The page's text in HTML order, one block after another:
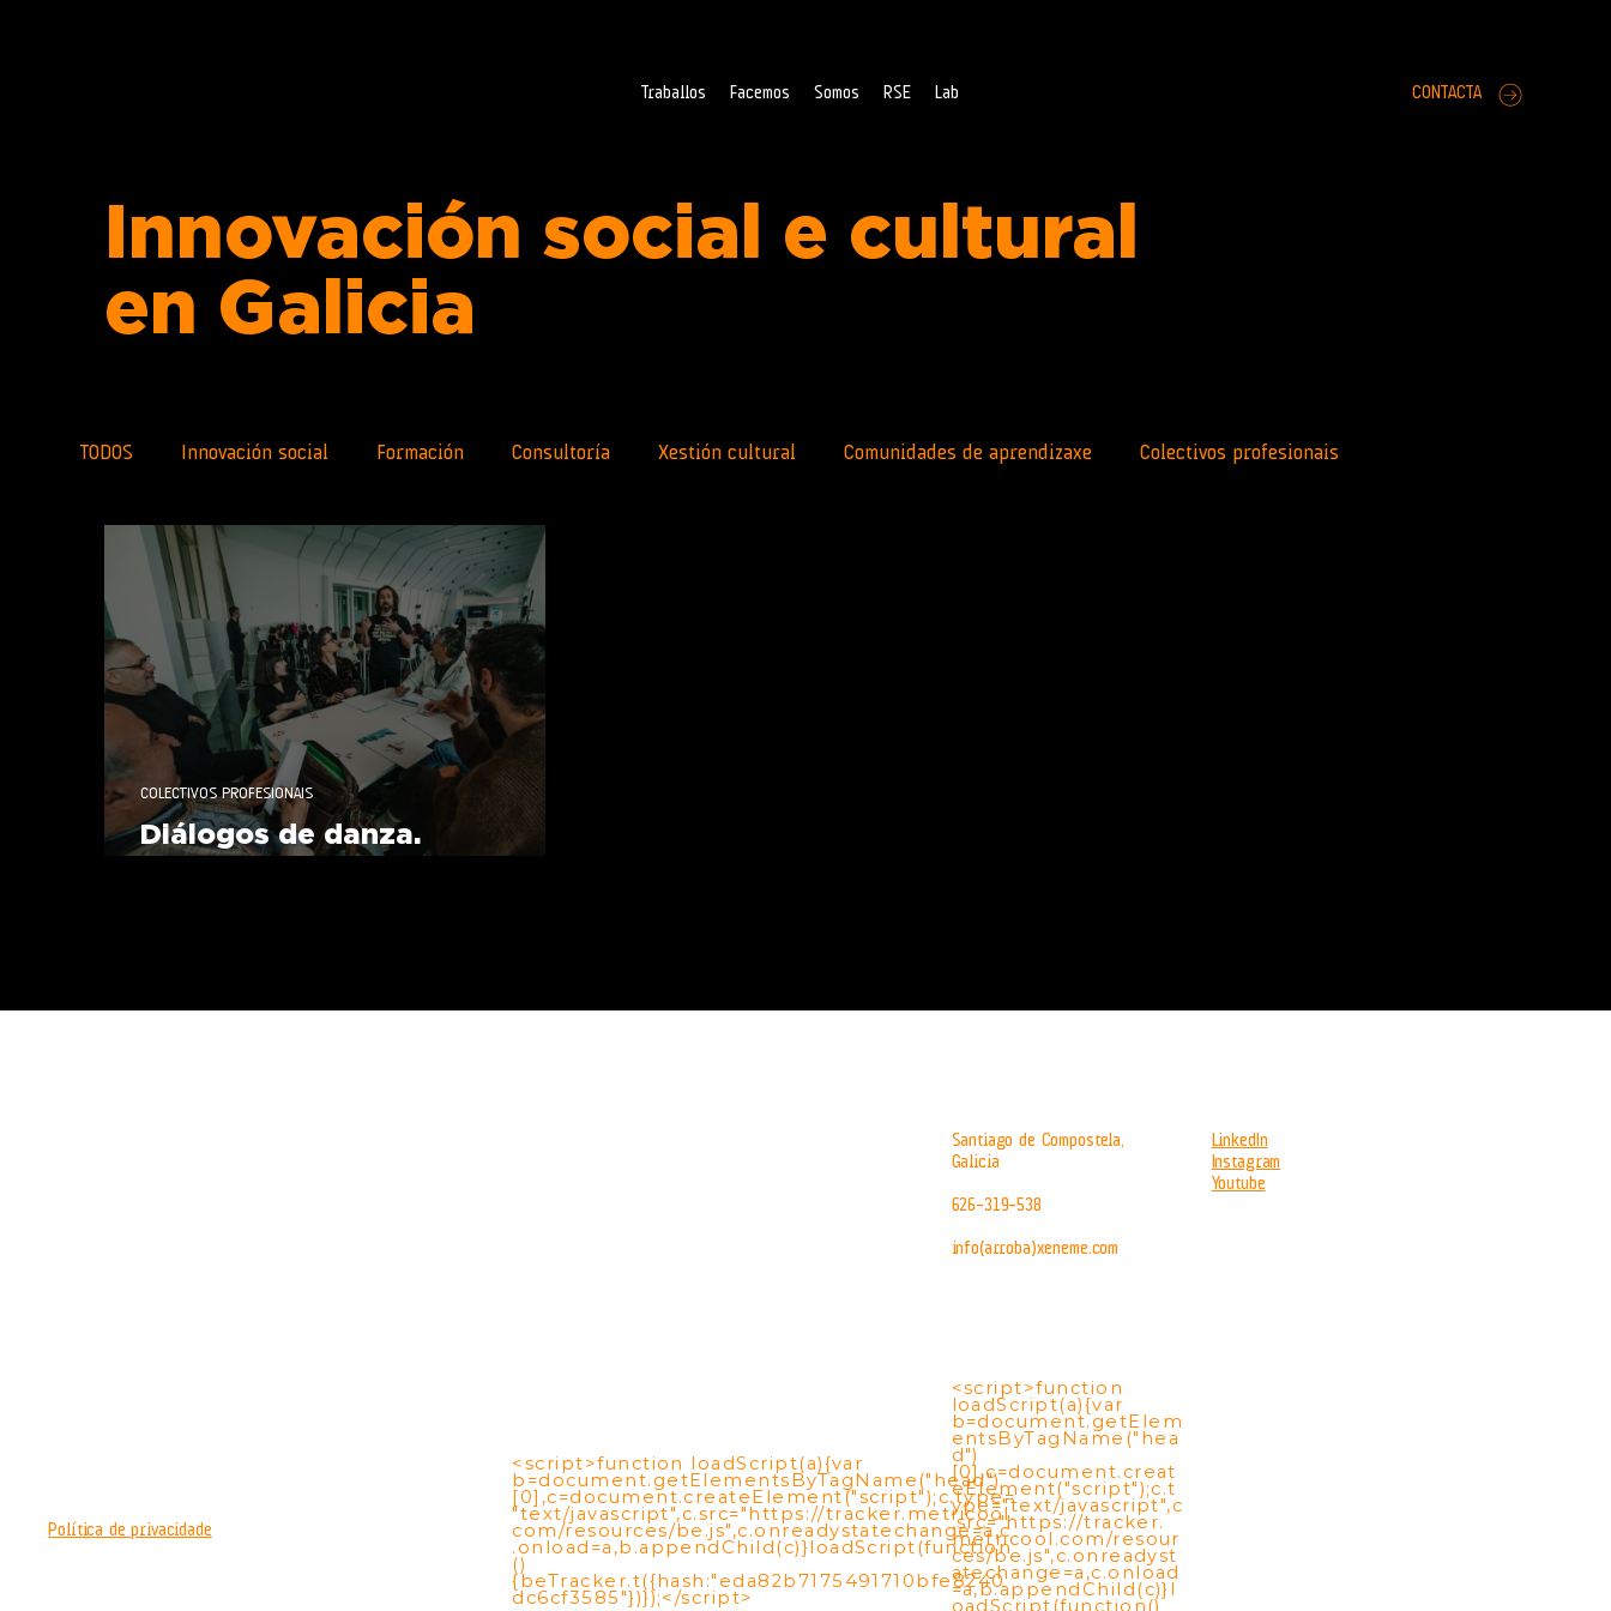
Traballos Facemos Somos RSE Lab CONTACTA
Innovación social e cultural
en Galicia
TODOS Innovación social Formación Consultoría Xestión cultural Comunidades de aprendizaxe Colectivos profesionais
Responsabilidade Social
Diálogos de danza.
COLECTIVOS PROFESIONAIS
Santiago de Compostela,
Galicia
626-319-538
info(arroba)xeneme.com
LinkedIn
Instagram
Youtube
Política de privacidade
<script>function loadScript(a){var
b=document.getElementsByTagName("head")
[0],c=document.createElement("script");c.type=
"text/javascript",c.src="https://tracker.metricool.
com/resources/be.js",c.onreadystatechange=a,c
.onload=a,b.appendChild(c)}loadScript(function
()
{beTracker.t({hash:"eda82b7175491710bfe8240
dc6cf3585"})});</script>
<script>function
loadScript(a){var
b=document.getElem
entsByTagName("hea
d")
[0],c=document.creat
eElement("script");c.t
ype="text/javascript",c
.src="https://tracker.
metricool.com/resour
ces/be.js",c.onreadyst
atechange=a,c.onload
=a,b.appendChild(c)}l
oadScript(function()